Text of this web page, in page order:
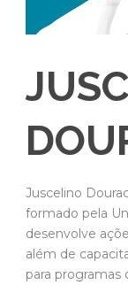
Juscelino
formado pela
desenvolve
além de
para programas